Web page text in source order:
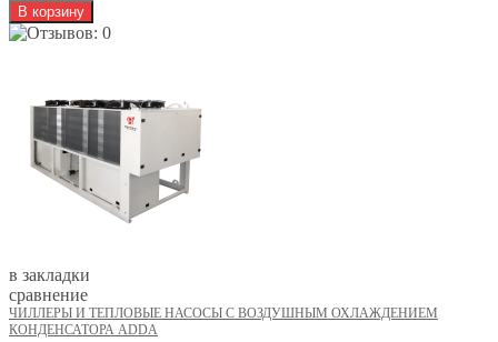
в закладки
сравнение
ЧИЛЛЕРЫ И ТЕПЛОВЫЕ НАСОСЫ С ВОЗДУШНЫМ ОХЛАЖДЕНИЕМ
КОНДЕНСАТОРА ADDA